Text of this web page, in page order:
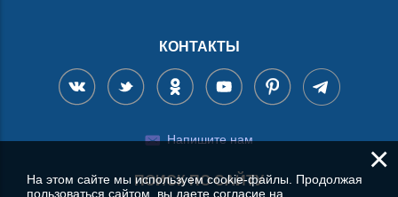
КОНТАКТЫ
Напишите нам
ПОИСК ПО САЙТУ
×
На этом сайте мы используем cookie-файлы. Продолжая
пользоваться сайтом, вы даете согласие на